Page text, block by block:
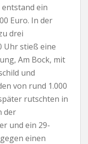
entstand ein
Euro. In der
drei
Uhr stieß eine
Am Bock, mit
und
von rund 1.000
rutschten in
der
und ein 29-
einen